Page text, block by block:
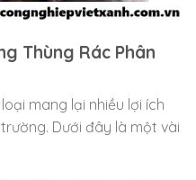
Thùng Rác Phân
mang lại nhiều lợi ích
Dưới đây là một vài